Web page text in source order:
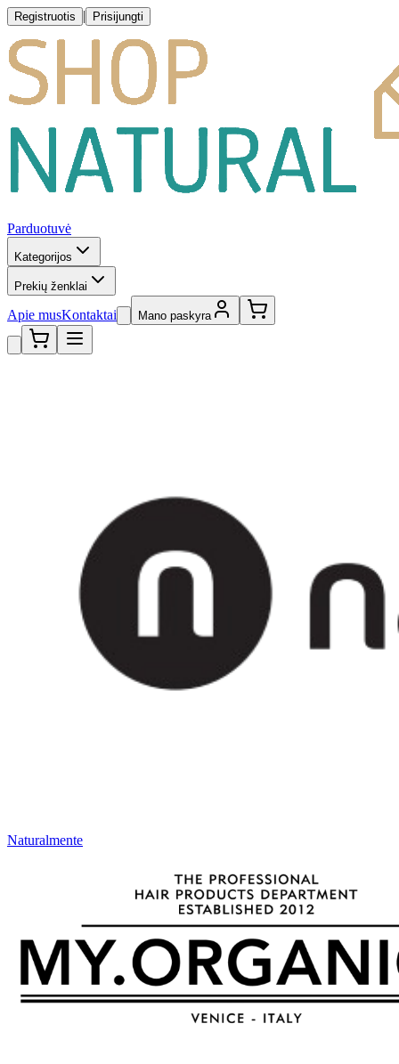
Registruotis | Prisijungti
Parduotuvė
Kategorijos
Prekių ženklai
Apie musKontaktai Mano paskyra
Naturalmente